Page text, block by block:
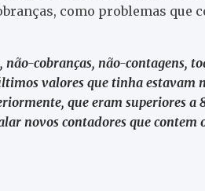
como problemas que
não-cobranças, não-contagens,
valores que tinha estavam
que eram superiores a
novos contadores que contem